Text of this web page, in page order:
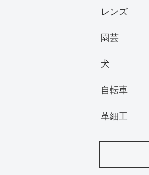
レンズ
園芸
犬
自転車
革細工